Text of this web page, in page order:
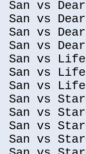
San vs
San vs
San vs
San vs
San vs
San vs
San vs
San vs
San vs
San vs
San vs